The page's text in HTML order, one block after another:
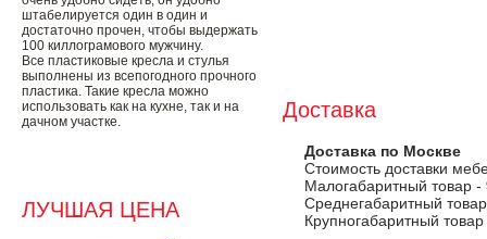
штабелируется один в один и
достаточно прочен, чтобы выдержать
100 киллограмового мужчину.
Все пластиковые кресла и стулья
выполнены из всепогодного прочного
пластика. Такие кресла можно
использовать как на кухне, так и на
дачном участке.
ЛУЧШАЯ ЦЕНА
Доставка
Доставка по Москве
Стоимость доставки
Малогабаритный товар -
Среднегабаритный
Крупногабаритный